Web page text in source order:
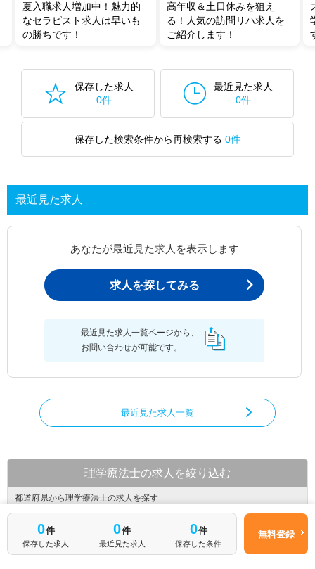
夏入職求人増加中！魅力的
なセラピスト求人は早いも
の勝ちです！
高年収＆土日休みを狙え
る！人気の訪問リハ求人を
ご紹介します！
保存した求人
0件
最近見た求人
0件
保存した検索条件から再検索する 0件
最近見た求人
あなたが最近見た求人を表示します
求人を探してみる
最近見た求人一覧ページから、
お問い合わせが可能です。
最近見た求人一覧
0件
保存した求人
0件
最近見た求人
0件
保存した条件
無料登録
理学療法士の求人を絞り込む
都道府県から理学療法士の求人を探す
北海道 青森県
宮城県
秋田県
山形県